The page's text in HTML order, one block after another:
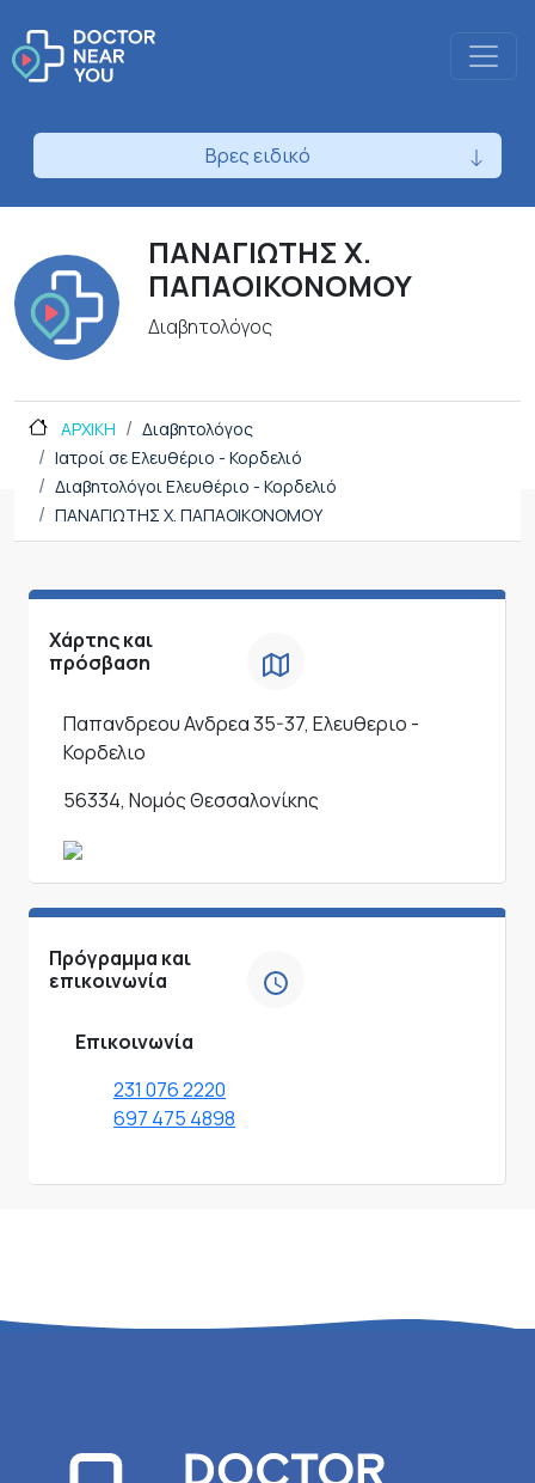
Βρες ειδικό
ΠΑΝΑΓΙΩΤΗΣ Χ.
ΠΑΠΑΟΙΚΟΝΟΜΟΥ
Διαβητολόγος
ΑΡΧΙΚΗ
Διαβητολόγος
Ιατροί σε Ελευθέριο - Κορδελιό
Διαβητολόγοι Ελευθέριο - Κορδελιό
ΠΑΝΑΓΙΩΤΗΣ Χ. ΠΑΠΑΟΙΚΟΝΟΜΟΥ
Χάρτης και
πρόσβαση
Παπανδρεου Ανδρεα 35-37, Ελευθεριο -
Κορδελιο
56334, Νομός Θεσσαλονίκης
Πρόγραμμα και
επικοινωνία
Επικοινωνία
231 076 2220
697 475 4898